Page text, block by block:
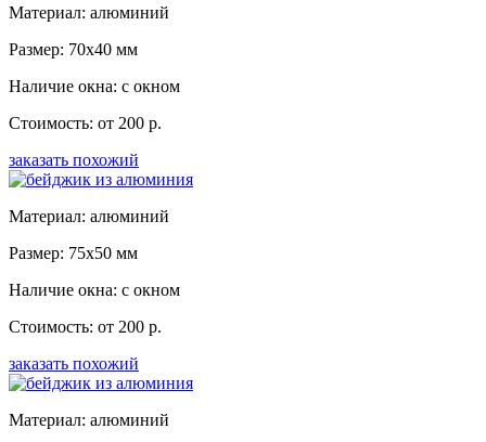
Материал: алюминий
Размер: 70x40 мм
Наличие окна: с окном
Стоимость: от 200 р.
заказать похожий
Материал: алюминий
Размер: 75x50 мм
Наличие окна: с окном
Стоимость: от 200 р.
заказать похожий
Материал: алюминий